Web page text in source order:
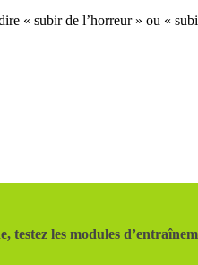
« subir de l’horreur » ou «
testez les modules